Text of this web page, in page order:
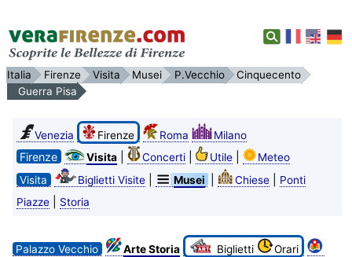
Italia Firenze Visita Musei P.Vecchio
Cinquecento
Guerra Pisa
Venezia Firenze Roma Milano
Firenze Visita| Concerti| Utile|
Meteo
Visita
Biglietti Visite| Musei Chiese|
Ponti
Piazze| Storia
Palazzo Vecchio Arte Storia Biglietti
Orari